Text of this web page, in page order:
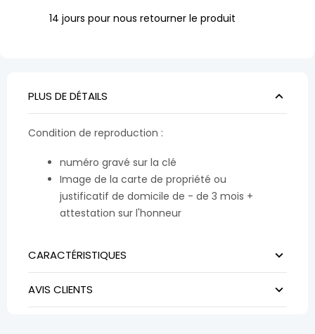
14 jours pour nous retourner le produit
PLUS DE DÉTAILS
Condition de reproduction :
numéro gravé sur la clé
Image de la carte de propriété ou
justificatif de domicile de - de 3 mois +
attestation sur l'honneur
CARACTÉRISTIQUES
AVIS CLIENTS